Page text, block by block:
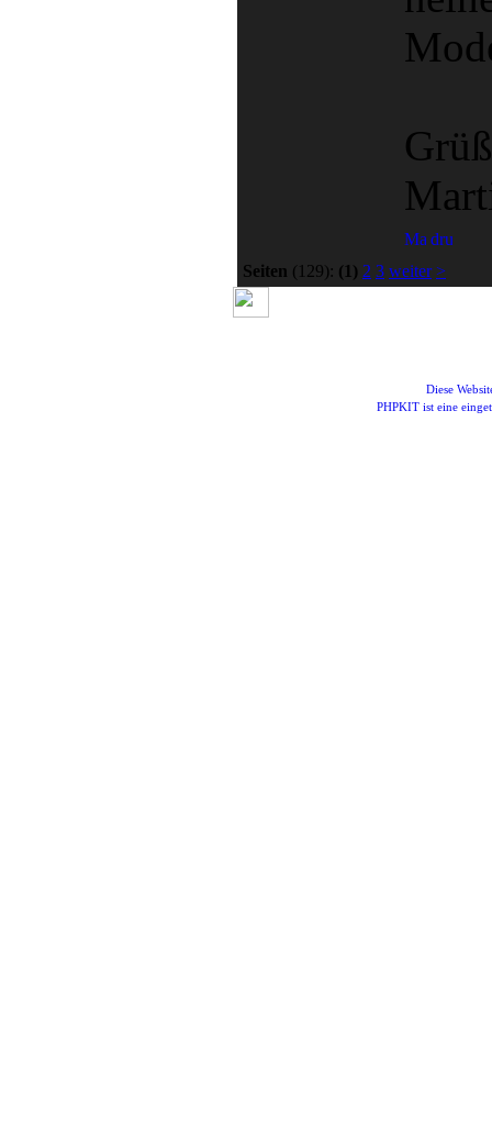
Seiten (129): (1) 2 3 weiter >
Diese
PHPKIT ist eine